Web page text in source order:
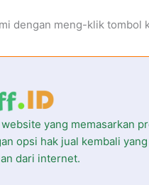
dengan meng-klik tombol
yang memasarkan
opsi hak jual kembali
dari internet.